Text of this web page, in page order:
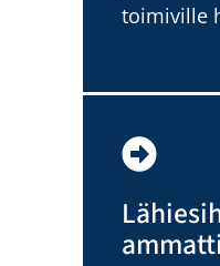
toimiville